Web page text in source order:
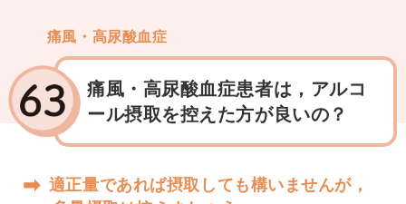
痛風・高尿酸血症
痛風・高尿酸血症患者は，アルコ
ール摂取を控えた方が良いの？
➡ 適正量であれば摂取しても構いませんが，